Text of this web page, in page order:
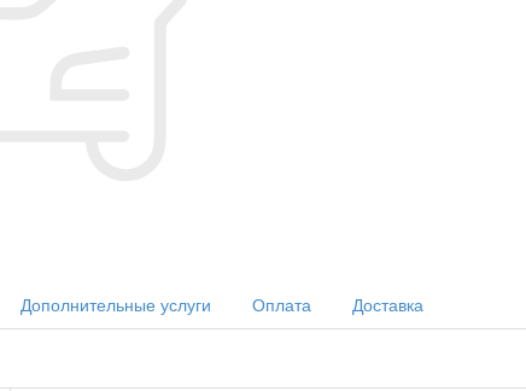
Дополнительные услуги Оплата Доставка